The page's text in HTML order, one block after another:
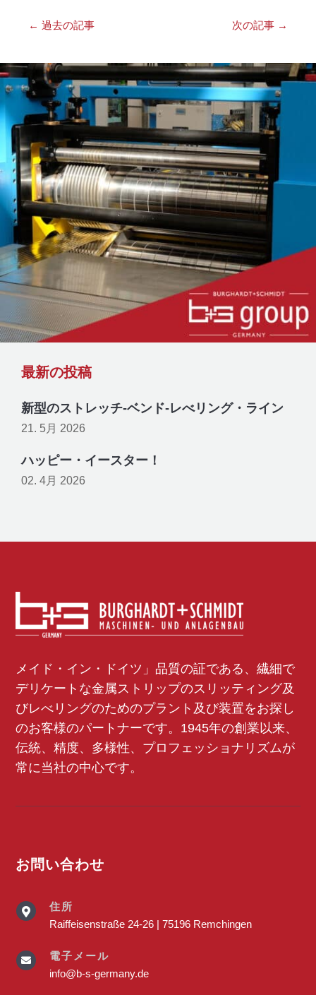
← 過去の記事 次の記事 →
最新の投稿
新型のストレッチ-ベンド-レべリング・ライン
21. 5月 2026
ハッピー・イースター！
02. 4月 2026
メイド・イン・ドイツ」品質の証である、繊細で
デリケートな金属ストリップのスリッティング及
びレべリングのためのプラント及び装置をお探し
のお客様のパートナーです。1945年の創業以来、
伝統、精度、多様性、プロフェッショナリズムが
常に当社の中心です。
お問い合わせ

住所
Raiffeisenstraße 24-26 | 75196 Remchingen

電子メール
info@b-s-germany.de